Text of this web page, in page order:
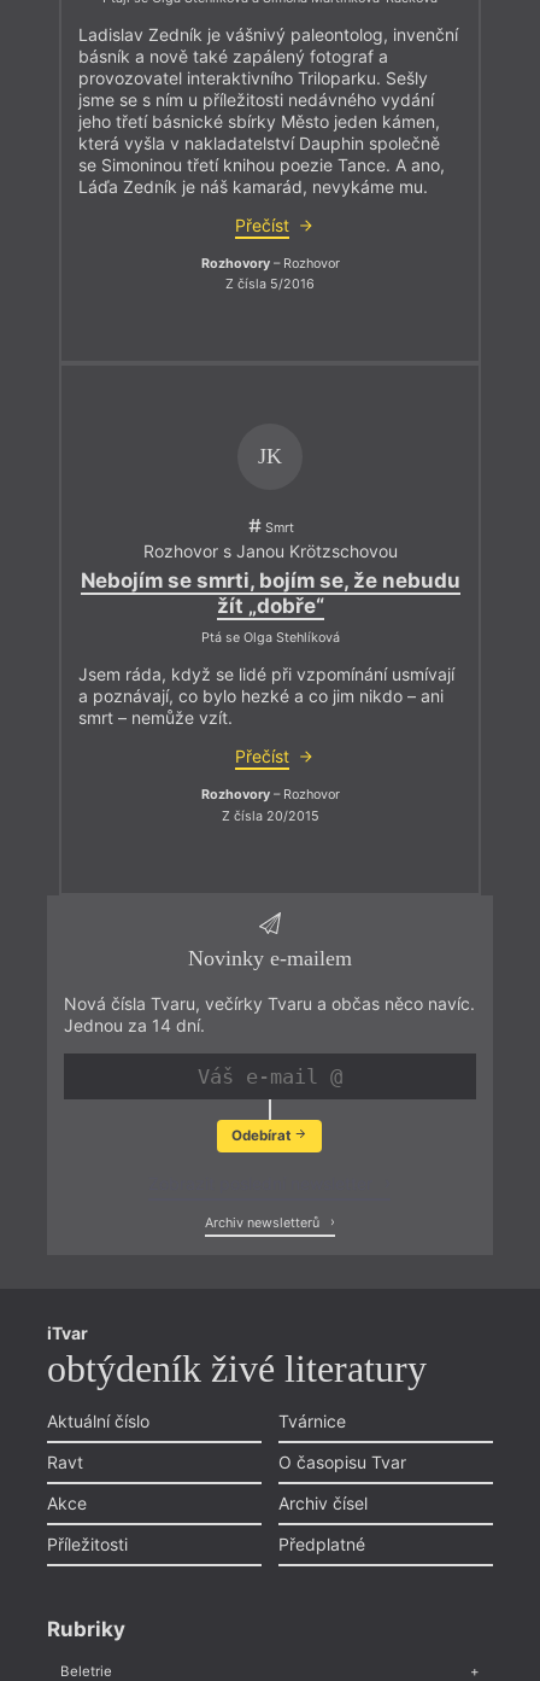
Ladislav Zedník je vášnivý paleontolog, invenční
básník a nově také zapálený fotograf a
provozovatel interaktivního Triloparku. Sešly
jsme se s ním u příležitosti nedávného vydání
jeho třetí básnické sbírky Město jeden kámen,
která vyšla v nakladatelství Dauphin společně
se Simoninou třetí knihou poezie Tance. A ano,
Láďa Zedník je náš kamarád, nevykáme mu.
Přečíst
Rozhovory– Rozhovor
Z čísla 5/2016
JK
Smrt
Rozhovor s Janou Krötzschovou
Nebojím se smrti, bojím se, že nebudu
žít „dobře“
Ptá se Olga Stehlíková
Jsem ráda, když se lidé při vzpomínání usmívají
a poznávají, co bylo hezké a co jim nikdo – ani
smrt – nemůže vzít.
Přečíst
Rozhovory– Rozhovor
Z čísla 20/2015
Novinky e-mailem
Nová čísla Tvaru, večírky Tvaru a občas něco navíc.
Jednou za 14 dní.
Odebírat
Archiv newsletterů
iTvar
obtýdeník živé literatury
Aktuální číslo
Ravt
Akce
Příležitosti
Tvárnice
O časopisu Tvar
Archiv čísel
Předplatné
Rubriky
Beletrie